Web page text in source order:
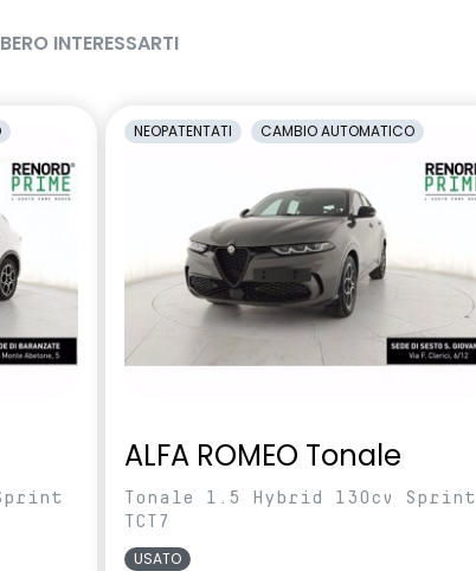
INTERESSARTI
NEOPATENTATI CAMBIO AUTOMATICO
ALFA ROMEO Tonale
Tonale 1.5 Hybrid 130cv Sprint
TCT7
USATO